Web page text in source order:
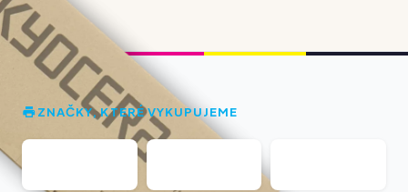
ZNAČKY, KTERÉ VYKUPUJEME